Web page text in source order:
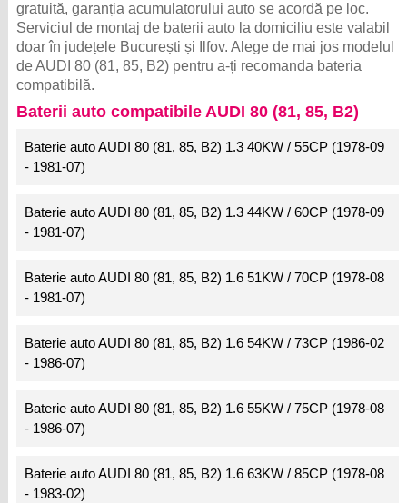
gratuită, garanția acumulatorului auto se acordă pe loc.
Serviciul de montaj de baterii auto la domiciliu este valabil
doar în județele București și Ilfov. Alege de mai jos modelul
de AUDI 80 (81, 85, B2) pentru a-ți recomanda bateria
compatibilă.
Baterii auto compatibile AUDI 80 (81, 85, B2)
Baterie auto AUDI 80 (81, 85, B2) 1.3 40KW / 55CP (1978-09
- 1981-07)
Baterie auto AUDI 80 (81, 85, B2) 1.3 44KW / 60CP (1978-09
- 1981-07)
Baterie auto AUDI 80 (81, 85, B2) 1.6 51KW / 70CP (1978-08
- 1981-07)
Baterie auto AUDI 80 (81, 85, B2) 1.6 54KW / 73CP (1986-02
- 1986-07)
Baterie auto AUDI 80 (81, 85, B2) 1.6 55KW / 75CP (1978-08
- 1986-07)
Baterie auto AUDI 80 (81, 85, B2) 1.6 63KW / 85CP (1978-08
- 1983-02)